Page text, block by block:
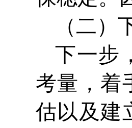
（二）
下一步
考量，着
估以及建